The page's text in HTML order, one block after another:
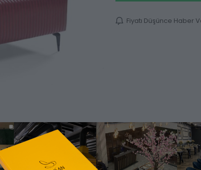
Fiyatı Düşünce Haber